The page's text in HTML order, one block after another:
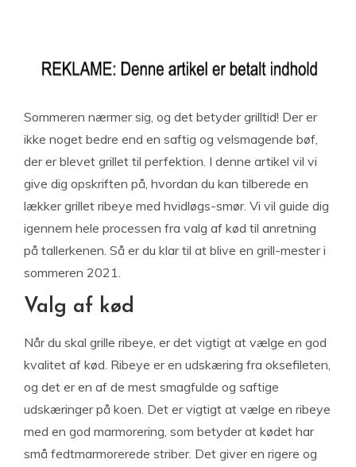
Sommeren nærmer sig, og det betyder grilltid! Der er
ikke noget bedre end en saftig og velsmagende bøf,
der er blevet grillet til perfektion. I denne artikel vil vi
give dig opskriften på, hvordan du kan tilberede en
lækker grillet ribeye med hvidløgs-smør. Vi vil guide dig
igennem hele processen fra valg af kød til anretning
på tallerkenen. Så er du klar til at blive en grill-mester i
sommeren 2021.
Valg af kød
Når du skal grille ribeye, er det vigtigt at vælge en god
kvalitet af kød. Ribeye er en udskæring fra oksefileten,
og det er en af de mest smagfulde og saftige
udskæringer på koen. Det er vigtigt at vælge en ribeye
med en god marmorering, som betyder at kødet har
små fedtmarmorerede striber. Det giver en rigere og